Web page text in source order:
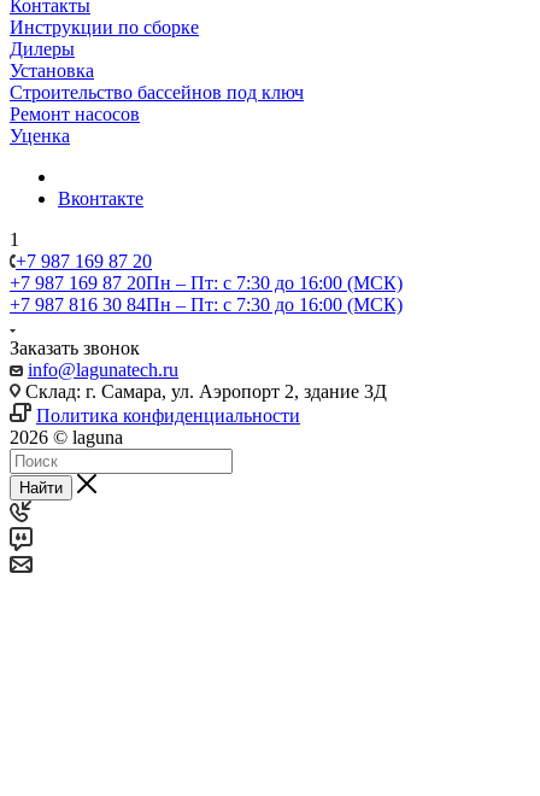
Контакты
Инструкции по сборке
Дилеры
Установка
Строительство бассейнов под ключ
Ремонт насосов
Уценка
Вконтакте
1
+7 987 169 87 20
+7 987 169 87 20Пн – Пт: с 7:30 до 16:00 (МСК)
+7 987 816 30 84Пн – Пт: с 7:30 до 16:00 (МСК)
Заказать звонок
info@lagunatech.ru
Склад: г. Самара, ул. Аэропорт 2, здание 3Д
Политика конфиденциальности
2026 © laguna
Найти